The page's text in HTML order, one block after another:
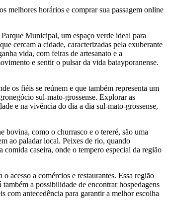
melhores horários e comprar sua passagem online
Municipal, um espaço verde ideal para
cercam a cidade, caracterizadas pela exuberante
vida, com feiras de artesanato e a
e sentir o pulsar da vida batayporanense.
os fiéis se reúnem e que também representa um
sul-mato-grossense. Explorar as
e na vivência do dia a dia sul-mato-grossense,
bovina, como o churrasco e o tereré, são uma
ao paladar local. Peixes de rio, quando
caseira, onde o tempero especial da região
acesso a comércios e restaurantes. Essa região
a possibilidade de encontrar hospedagens
com antecedência para garantir a melhor escolha